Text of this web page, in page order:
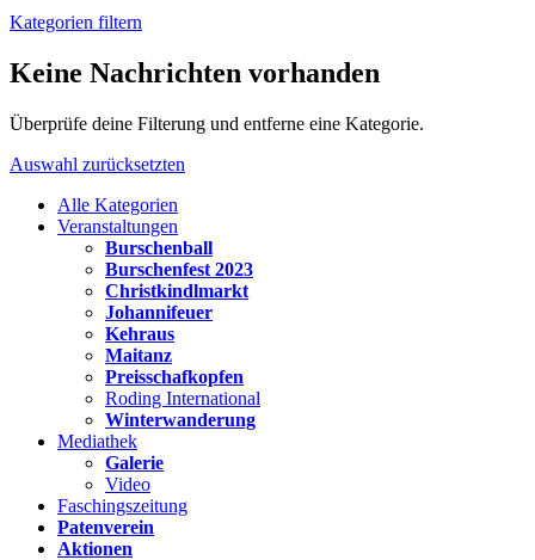
Kategorien filtern
Keine Nachrichten vorhanden
Überprüfe deine Filterung und entferne eine Kategorie.
Auswahl zurücksetzten
Alle Kategorien
Veranstaltungen
Burschenball
Burschenfest 2023
Christkindlmarkt
Johannifeuer
Kehraus
Maitanz
Preisschafkopfen
Roding International
Winterwanderung
Mediathek
Galerie
Video
Faschingszeitung
Patenverein
Aktionen